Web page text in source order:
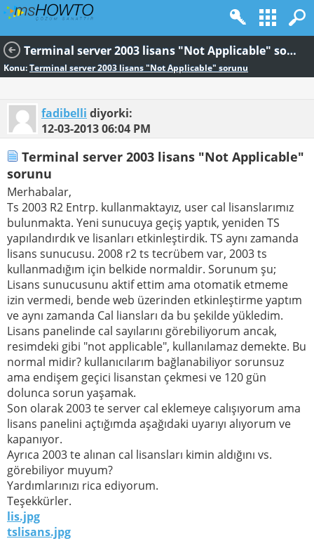
Terminal server 2003 lisans "Not Applicable" sorunu
Konu:Terminal server 2003 lisans "Not Applicable" sorunu
fadibelli diyorki:
12-03-201306:04 PM
Terminal server 2003 lisans "Not Applicable"
sorunu
Merhabalar,
Ts 2003 R2 Entrp. kullanmaktayız, user cal lisanslarımız
bulunmakta. Yeni sunucuya geçiş yaptık, yeniden TS
yapılandırdık ve lisanları etkinleştirdik. TS aynı zamanda
lisans sunucusu. 2008 r2 ts tecrübem var, 2003 ts
kullanmadığım için belkide normaldir. Sorunum şu;
Lisans sunucusunu aktif ettim ama otomatik etmeme
izin vermedi, bende web üzerinden etkinleştirme yaptım
ve aynı zamanda Cal liansları da bu şekilde yükledim.
Lisans panelinde cal sayılarını görebiliyorum ancak,
resimdeki gibi "not applicable", kullanılamaz demekte. Bu
normal midir? kullanıcılarım bağlanabiliyor sorunsuz
ama endişem geçici lisanstan çekmesi ve 120 gün
dolunca sorun yaşamak.
Son olarak 2003 te server cal eklemeye calışıyorum ama
lisans panelini açtığımda aşağıdaki uyarıyı alıyorum ve
kapanıyor.
Ayrıca 2003 te alınan cal lisansları kimin aldığını vs.
görebiliyor muyum?
Yardımlarınızı rica ediyorum.
Teşekkürler.
lis.jpg
tslisans.jpg